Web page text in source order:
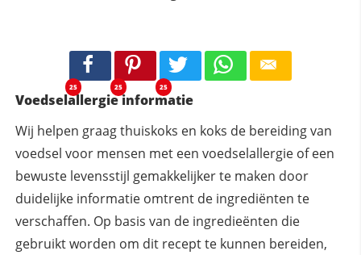
25 25 25
Voedselallergie informatie
Wij helpen graag thuiskoks en koks de bereiding van
voedsel voor mensen met een voedselallergie of een
bewuste levensstijl gemakkelijker te maken door
duidelijke informatie omtrent de ingrediënten te
verschaffen. Op basis van de ingredieënten die
gebruikt worden om dit recept te kunnen bereiden,